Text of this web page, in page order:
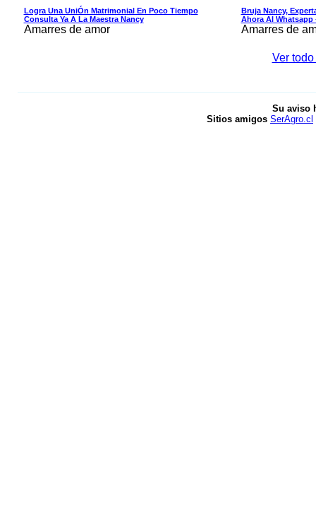
Logra Una UniÓn Matrimonial En Poco Tiempo
Consulta Ya A La Maestra Nancy
Amarres de amor
Bruja Nancy,
Ahora Al Whatsapp
Amarres de
Ver
Su aviso
Sitios amigos SerAgro.cl